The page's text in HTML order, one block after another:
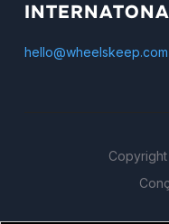
hello@wheelskeep.com